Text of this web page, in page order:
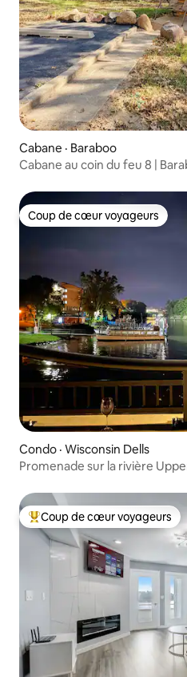
Cabane · Baraboo
Cabane au coin du feu 8 |
Coup de cœur voyageurs
Coup de cœur voyageurs
Condo · Wisconsin Dells
Promenade sur la rivière
Coup de cœur voyageurs
Coup de cœur voyageurs